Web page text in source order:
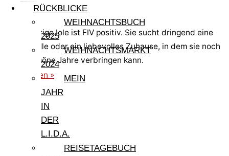
RÜCKBLICKE
WEIHNACHTSBUCH
2025
WEIHNACHTSMARKT
2024
MEIN
JAHR
IN
DER
L.I.D.A.
REISETAGEBUCH
Iole
Die elfjährige Iole ist FIV positiv. Sie sucht dringend eine
Pflegestelle oder ein liebevolles Zuhause, in dem sie noch
einige schöne Jahre verbringen kann.
weiterlesen »